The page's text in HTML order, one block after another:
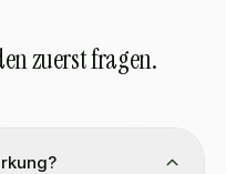
zuerst fragen.